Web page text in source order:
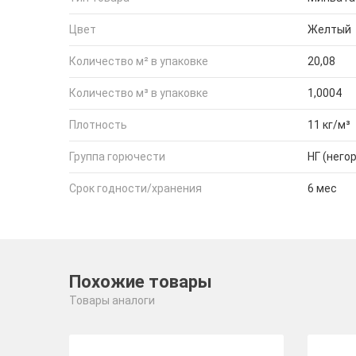
Цвет Желтый
Количество м² в упаковке 20,08
Количество м³ в упаковке 1,0004
Плотность 11 кг/м³
Группа горючести НГ
Срок годности/хранения 6 мес
Похожие товары
Товары аналоги